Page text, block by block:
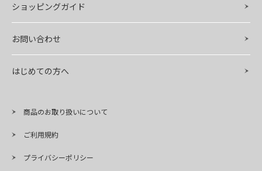
ショッピングガイド
お問い合わせ
はじめての方へ
商品のお取り扱いについて
ご利用規約
プライバシーポリシー